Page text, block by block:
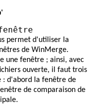
'
permet d'utiliser la
de WinMerge.
une fenêtre ; ainsi, avec
ouverte, il faut trois
: d'abord la fenêtre de
de comparaison de